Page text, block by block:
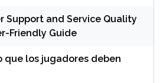
Support and Service Quality
Friendly Guide
que los jugadores deben